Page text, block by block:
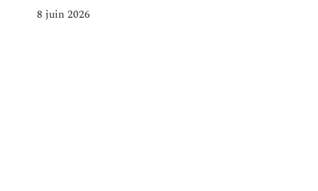
8 juin 2026